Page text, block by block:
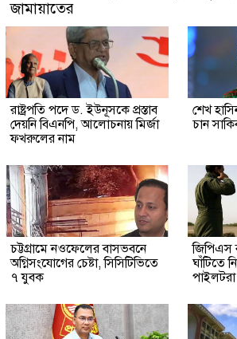
জামায়াতের
রাষ্ট্রপতি পদে ড. ইউনূসকে প্রস্তাব
দেয়নি বিএনপি, আলোচনায় মির্জা
ফখরুলের নাম
শেখ
চান
চট্টগ্রামে নওফেলের বাসভবনে
অগ্নিসংযোগের চেষ্টা, সিসিটিভিতে
৭ যুবক
জিপিএস
ঘাঁটিতে
পাইলটরা